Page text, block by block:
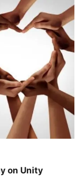
on Unity